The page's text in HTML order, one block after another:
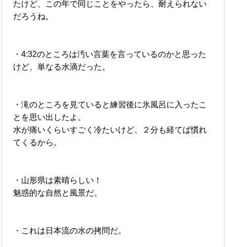
たけど、この年で同じことをやったら、耐えられない
だろうね。
・4:32のところは汚い言葉を言っているのかと思った
けど、単なる水滴だった。
・滝のところを見ていると練習後に氷風呂に入ったこ
とを思い出したよ。
水が痛いくらいすごく冷たいけど、２分も経てば慣れ
てくるから。
・山形県は素晴らしい！
魅惑的な自然と風景だ。
・これは日本流の水の拷問だ。